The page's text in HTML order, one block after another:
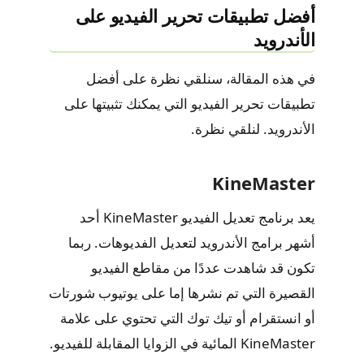
أفضل تطبيقات تحرير الفيديو على
الأندرويد
في هذه المقالة، سنلقي نظرة على أفضل
تطبيقات تحرير الفيديو التي يمكنك تثبيتها على
الأندرويد. لنلقي نظرة.
KineMaster
يعد برنامج تعديل الفيديو KineMaster أحد
أشهر برامج الأندرويد لتعديل الفديوهات. ربما
تكون قد شاهدت عددًا من مقاطع الفيديو
القصيرة التي تم نشرها إما على يوتيوب شورتات
أو انستقرام أو تيك توك التي تحتوي على علامة
KineMaster المائية في الزوايا المقابلة للفيديو.